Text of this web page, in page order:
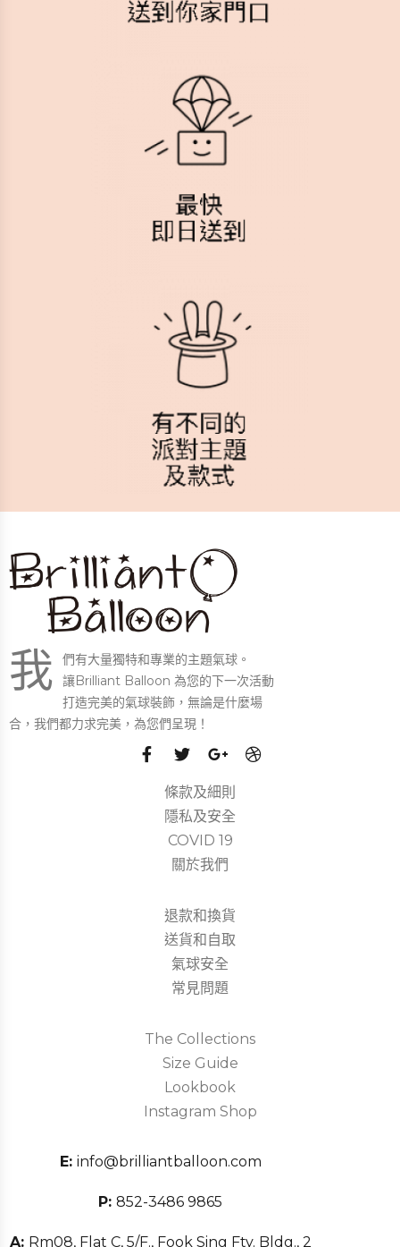
我
們有大量獨特和專業的主題氣球。
讓Brilliant Balloon 為您的下一次活動
打造完美的氣球裝飾，無論是什麼場
合，我們都力求完美，為您們呈現！
條款及細則
隱私及安全
COVID 19
關於我們
退款和換貨
送貨和自取
氣球安全
常見問題
The Collections
Size Guide
Lookbook
Instagram Shop
E: info@brilliantballoon.com
P: 852-3486 9865
A: Rm08, Flat C, 5/F., Fook Sing Fty. Bldg., 2